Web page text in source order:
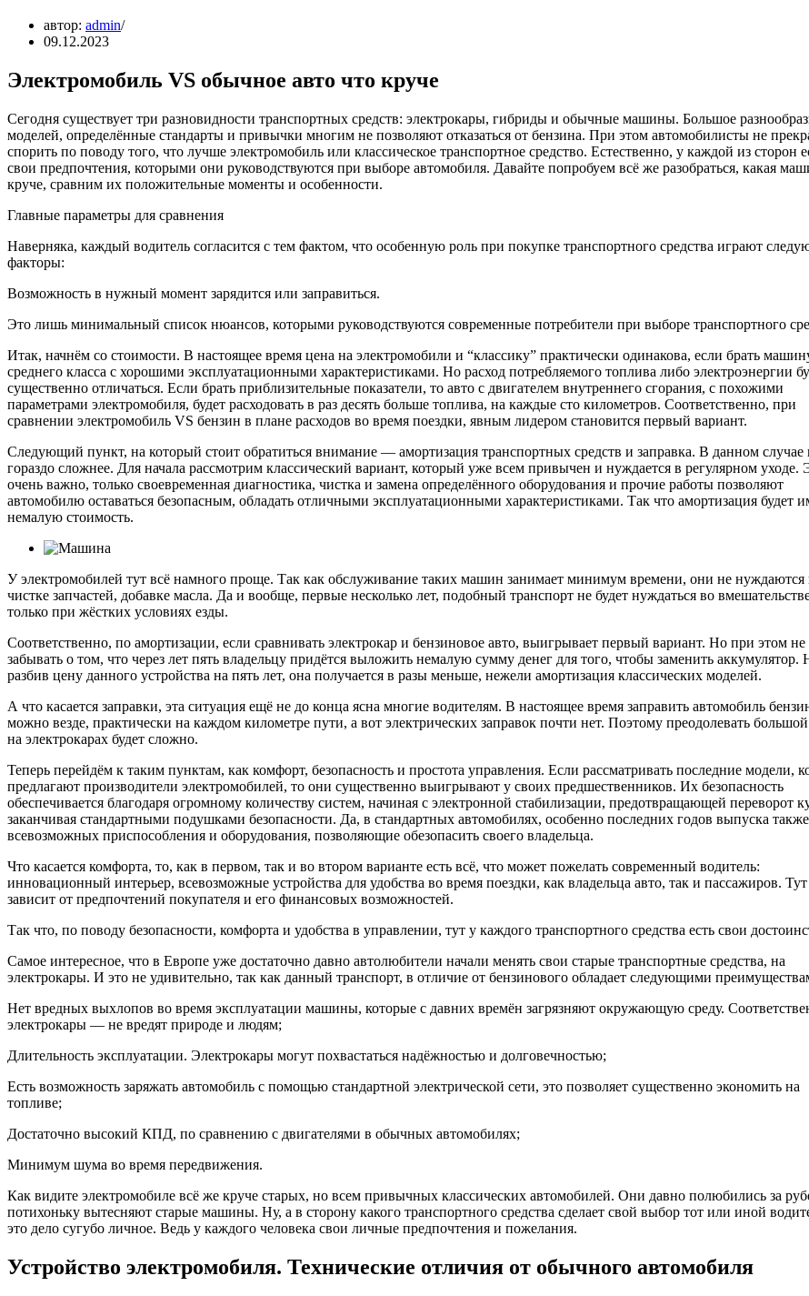
автор: admin
09.12.2023
Электромобиль VS обычное авто что круче
Сегодня существует три разновидности транспортных средств: электрокары, гибриды и обычные машины. Большое
моделей, определённые стандарты и привычки многим не позволяют отказаться от бензина. При этом автомобилисты не
спорить по поводу того, что лучше электромобиль или классическое транспортное средство. Естественно, у каждой из сторон
свои предпочтения, которыми они руководствуются при выборе автомобиля. Давайте попробуем всё же разобраться, какая
круче, сравним их положительные моменты и особенности.
Главные параметры для сравнения
Наверняка, каждый водитель согласится с тем фактом, что особенную роль при покупке транспортного средства играют
факторы:
Возможность в нужный момент зарядится или заправиться.
Это лишь минимальный список нюансов, которыми руководствуются современные потребители при выборе транспортного
Итак, начнём со стоимости. В настоящее время цена на электромобили и “классику” практически одинакова, если брать
среднего класса с хорошими эксплуатационными характеристиками. Но расход потребляемого топлива либо электроэнергии
существенно отличаться. Если брать приблизительные показатели, то авто с двигателем внутреннего сгорания, с похожими
параметрами электромобиля, будет расходовать в раз десять больше топлива, на каждые сто километров. Соответственно, при
сравнении электромобиль VS бензин в плане расходов во время поездки, явным лидером становится первый вариант.
Следующий пункт, на который стоит обратиться внимание — амортизация транспортных средств и заправка. В данном случае
гораздо сложнее. Для начала рассмотрим классический вариант, который уже всем привычен и нуждается в регулярном уходе.
очень важно, только своевременная диагностика, чистка и замена определённого оборудования и прочие работы позволяют
автомобилю оставаться безопасным, обладать отличными эксплуатационными характеристиками. Так что амортизация будет
немалую стоимость.
У электромобилей тут всё намного проще. Так как обслуживание таких машин занимает минимум времени, они не нуждаются
чистке запчастей, добавке масла. Да и вообще, первые несколько лет, подобный транспорт не будет нуждаться во
только при жёстких условиях езды.
Соответственно, по амортизации, если сравнивать электрокар и бензиновое авто, выигрывает первый вариант. Но при этом не
забывать о том, что через лет пять владельцу придётся выложить немалую сумму денег для того, чтобы заменить аккумулятор.
разбив цену данного устройства на пять лет, она получается в разы меньше, нежели амортизация классических моделей.
А что касается заправки, эта ситуация ещё не до конца ясна многие водителям. В настоящее время заправить автомобиль
можно везде, практически на каждом километре пути, а вот электрических заправок почти нет. Поэтому преодолевать
на электрокарах будет сложно.
Теперь перейдём к таким пунктам, как комфорт, безопасность и простота управления. Если рассматривать последние модели,
предлагают производители электромобилей, то они существенно выигрывают у своих предшественников. Их безопасность
обеспечивается благодаря огромному количеству систем, начиная с электронной стабилизации, предотвращающей переворот
заканчивая стандартными подушками безопасности. Да, в стандартных автомобилях, особенно последних годов выпуска также
всевозможных приспособления и оборудования, позволяющие обезопасить своего владельца.
Что касается комфорта, то, как в первом, так и во втором варианте есть всё, что может пожелать современный водитель:
инновационный интерьер, всевозможные устройства для удобства во время поездки, как владельца авто, так и пассажиров. Тут
зависит от предпочтений покупателя и его финансовых возможностей.
Так что, по поводу безопасности, комфорта и удобства в управлении, тут у каждого транспортного средства есть свои
Самое интересное, что в Европе уже достаточно давно автолюбители начали менять свои старые транспортные средства, на
электрокары. И это не удивительно, так как данный транспорт, в отличие от бензинового обладает следующими
Нет вредных выхлопов во время эксплуатации машины, которые с давних времён загрязняют окружающую среду.
электрокары — не вредят природе и людям;
Длительность эксплуатации. Электрокары могут похвастаться надёжностью и долговечностью;
Есть возможность заряжать автомобиль с помощью стандартной электрической сети, это позволяет существенно экономить на
топливе;
Достаточно высокий КПД, по сравнению с двигателями в обычных автомобилях;
Минимум шума во время передвижения.
Как видите электромобиле всё же круче старых, но всем привычных классических автомобилей. Они давно полюбились за
потихоньку вытесняют старые машины. Ну, а в сторону какого транспортного средства сделает свой выбор тот или иной
это дело сугубо личное. Ведь у каждого человека свои личные предпочтения и пожелания.
Устройство электромобиля. Технические отличия от обычного автомобиля